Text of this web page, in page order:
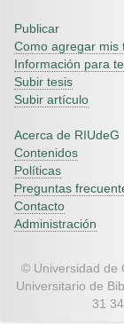
Publicar
Como agregar mis
Información para
Subir tesis
Subir artículo
Acerca de RIUdeG
Contenidos
Políticas
Preguntas
Contacto
Administración
© Universidad de
Universitario de
31